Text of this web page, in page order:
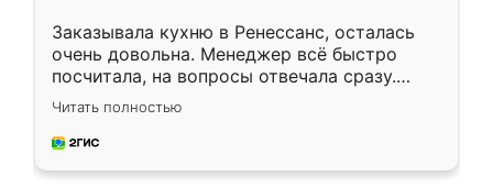
Заказывала кухню в Ренессанс, осталась
очень довольна. Менеджер всё быстро
посчитала, на вопросы отвечала сразу.
Замерщик приехал в субботу, подошёл к
делу со всей ответственностью. Собрали
за день, ребята работали аккуратно, даже
Читать полностью